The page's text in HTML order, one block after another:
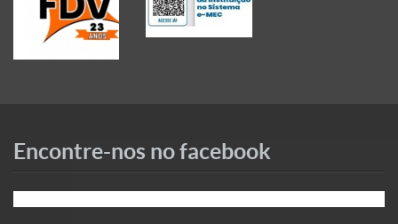
Encontre-nos no facebook